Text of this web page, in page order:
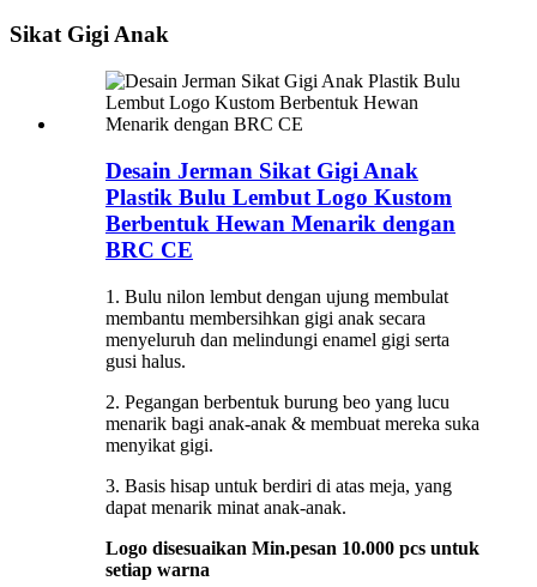
Sikat Gigi Anak
Desain Jerman Sikat Gigi Anak
Plastik Bulu Lembut Logo Kustom
Berbentuk Hewan Menarik dengan
BRC CE
1. Bulu nilon lembut dengan ujung membulat
membantu membersihkan gigi anak secara
menyeluruh dan melindungi enamel gigi serta
gusi halus.
2. Pegangan berbentuk burung beo yang lucu
menarik bagi anak-anak & membuat mereka suka
menyikat gigi.
3. Basis hisap untuk berdiri di atas meja, yang
dapat menarik minat anak-anak.
Logo disesuaikan Min.pesan 10.000 pcs untuk
setiap warna